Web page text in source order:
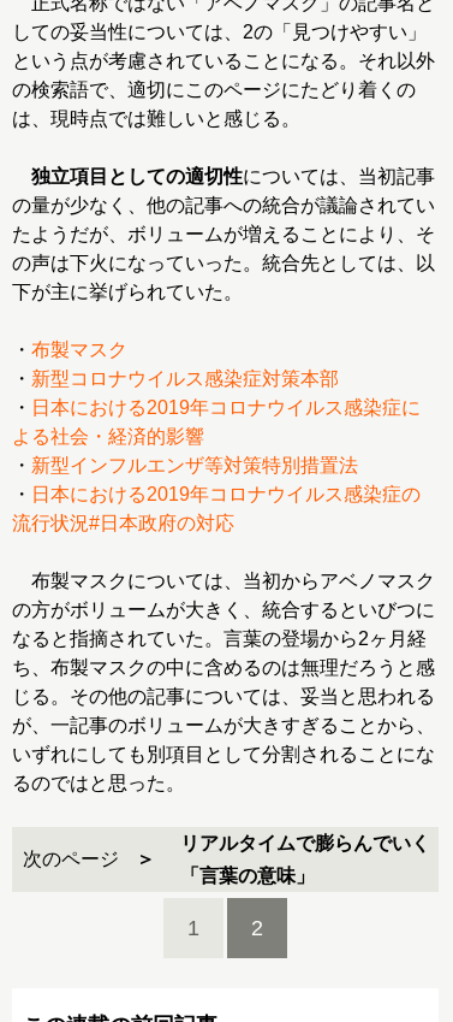
しての妥当性については、2の「見つけやすい」
という点が考慮されていることになる。それ以外
の検索語で、適切にこのページにたどり着くの
は、現時点では難しいと感じる。
独立項目としての適切性については、当初記事
の量が少なく、他の記事への統合が議論されてい
たようだが、ボリュームが増えることにより、そ
の声は下火になっていった。統合先としては、以
下が主に挙げられていた。
・ 布製マスク
・ 新型コロナウイルス感染症対策本部
・ 日本における2019年コロナウイルス感染症に
よる社会・経済的影響
・ 新型インフルエンザ等対策特別措置法
・ 日本における2019年コロナウイルス感染症の
流行状況#日本政府の対応
布製マスクについては、当初からアベノマスク
の方がボリュームが大きく、統合するといびつに
なると指摘されていた。言葉の登場から2ヶ月経
ち、布製マスクの中に含めるのは無理だろうと感
じる。その他の記事については、妥当と思われる
が、一記事のボリュームが大きすぎることから、
いずれにしても別項目として分割されることにな
るのではと思った。
次のページ
リアルタイムで膨らんでいく
「言葉の意味」
1 2